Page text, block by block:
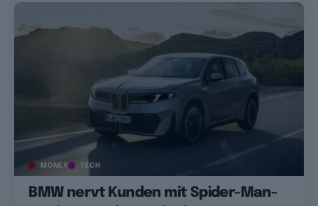
MONEY TECH
BMW nervt Kunden mit Spider-Man-